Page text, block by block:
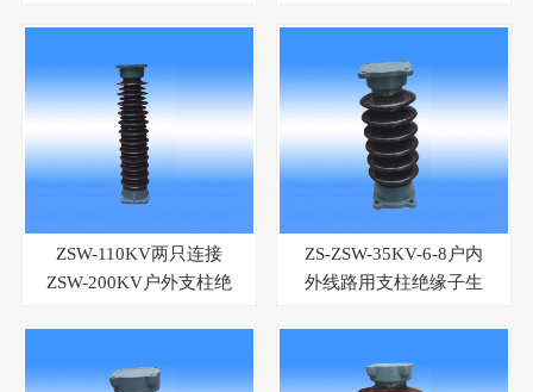
ZSW-110KV两只连接
ZSW-200KV户外支柱绝
ZS-ZSW-35KV-6-8户内
外线路用支柱绝缘子生